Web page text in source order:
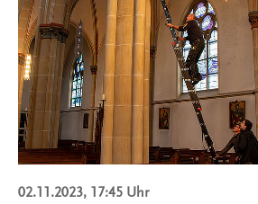
02.11.2023, 17:45 Uhr